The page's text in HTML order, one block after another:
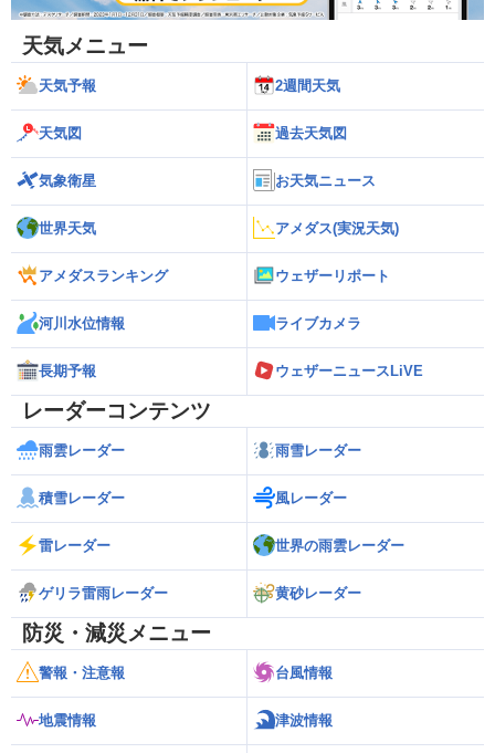
天気メニュー
天気予報 2週間天気
天気図 過去天気図
気象衛星 お天気ニュース
世界天気 アメダス(実況天気)
アメダスランキング ウェザーリポート
河川水位情報 ライブカメラ
長期予報 ウェザーニュースLiVE
レーダーコンテンツ
雨雲レーダー 雨雪レーダー
積雪レーダー 風レーダー
雷レーダー 世界の雨雲レーダー
ゲリラ雷雨レーダー 黄砂レーダー
防災・減災メニュー
警報・注意報 台風情報
地震情報 津波情報